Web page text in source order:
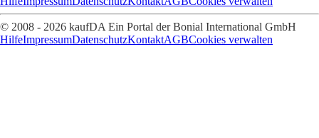
© 2008 - 2026 kaufDA Ein Portal der Bonial International GmbH
HilfeImpressumDatenschutzKontaktAGBCookies verwalten